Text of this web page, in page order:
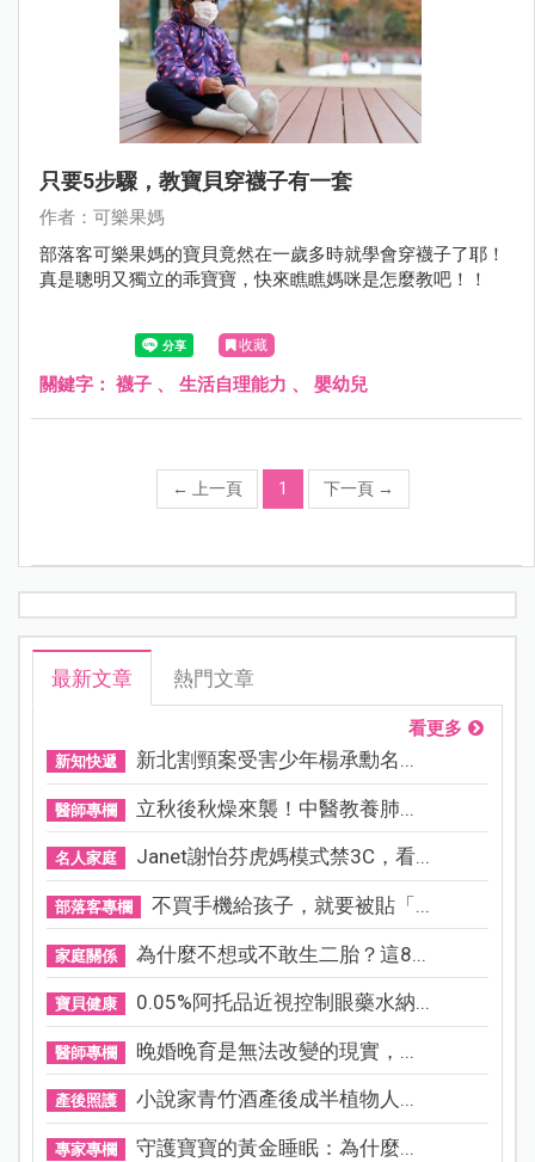
只要5步驟，教寶貝穿襪子有一套
作者：可樂果媽
部落客可樂果媽的寶貝竟然在一歲多時就學會穿襪子了耶！
真是聰明又獨立的乖寶寶，快來瞧瞧媽咪是怎麼教吧！！
收藏
關鍵字： 襪子 、 生活自理能力 、 嬰幼兒
← 上一頁 1 下一頁 →
最新文章 熱門文章
看更多
新知快遞 新北割頸案受害少年楊承勳名...
醫師專欄 立秋後秋燥來襲！中醫教養肺...
名人家庭 Janet謝怡芬虎媽模式禁3C，看...
部落客專欄 不買手機給孩子，就要被貼「...
家庭關係 為什麼不想或不敢生二胎？這8...
寶貝健康 0.05%阿托品近視控制眼藥水納...
醫師專欄 晚婚晚育是無法改變的現實，...
產後照護 小說家青竹酒產後成半植物人...
專家專欄 守護寶寶的黃金睡眠：為什麼...